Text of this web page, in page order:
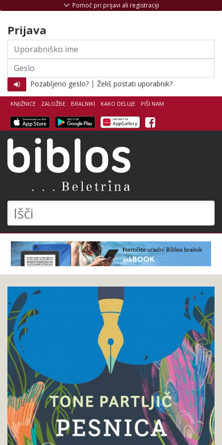
Išči
KNJIŽNICE ZALOŽBE BRALNIKI KAKO DELUJE PIŠI NAM
Facebook
Pomoč pri prijavi ali registraciji
Prijava
Uporabniško
ime
Geslo
Pozabljeno geslo? | Želiš postati uporabnik?
Tone
Partljič
Pesnica
Pokukaj
v
knjigo